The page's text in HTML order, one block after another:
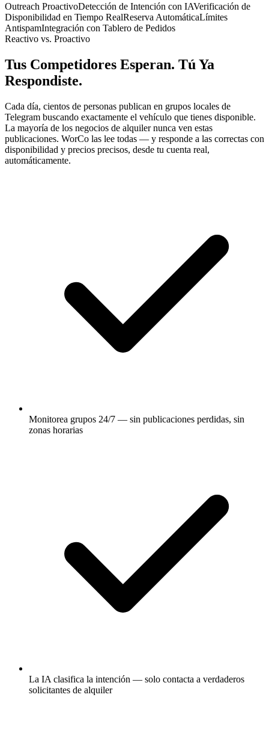
Outreach ProactivoDetección de Intención con IAVerificación de
Disponibilidad en Tiempo RealReserva AutomáticaLímites
AntispamIntegración con Tablero de Pedidos
Reactivo vs. Proactivo
Tus Competidores Esperan. Tú Ya
Respondiste.
Cada día, cientos de personas publican en grupos locales de
Telegram buscando exactamente el vehículo que tienes disponible.
La mayoría de los negocios de alquiler nunca ven estas
publicaciones. WorCo las lee todas — y responde a las correctas con
disponibilidad y precios precisos, desde tu cuenta real,
automáticamente.
Monitorea grupos 24/7 — sin publicaciones perdidas, sin
zonas horarias
La IA clasifica la intención — solo contacta a verdaderos
solicitantes de alquiler